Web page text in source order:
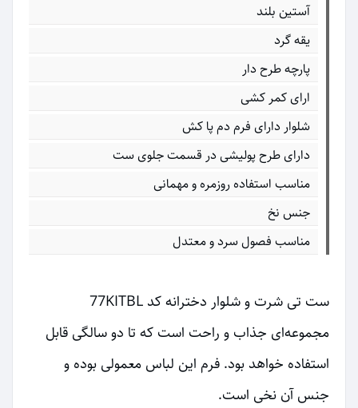
آستین بلند
یقه گرد
پارچه طرح دار
ارای کمر کشی
شلوار دارای فرم دم پا کش
دارای طرح پولیشی در قسمت جلوی ست
مناسب استفاده روزمره و مهمانی
جنس نخ
مناسب فصول سرد و معتدل
ست تی شرت و شلوار دخترانه کد 77KITBL
مجموعه‌ای جذاب و راحت است که تا دو سالگی قابل
استفاده خواهد بود. فرم این لباس معمولی بوده و
جنس آن نخی است.